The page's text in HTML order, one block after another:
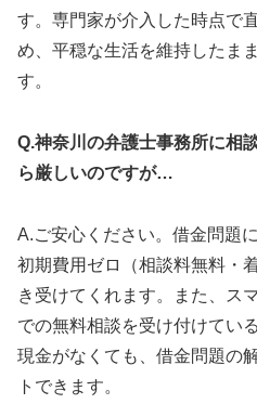
す。専門家が介入した時点で
め、平穏な生活を維持したま
す。
Q.神奈川の弁護士事務所に相
ら厳しいのですが…
A.ご安心ください。借金問題
初期費用ゼロ（相談料無料・
き受けてくれます。また、ス
での無料相談を受け付けてい
現金がなくても、借金問題の
トできます。